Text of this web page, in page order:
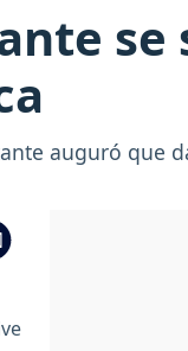
se
auguró que